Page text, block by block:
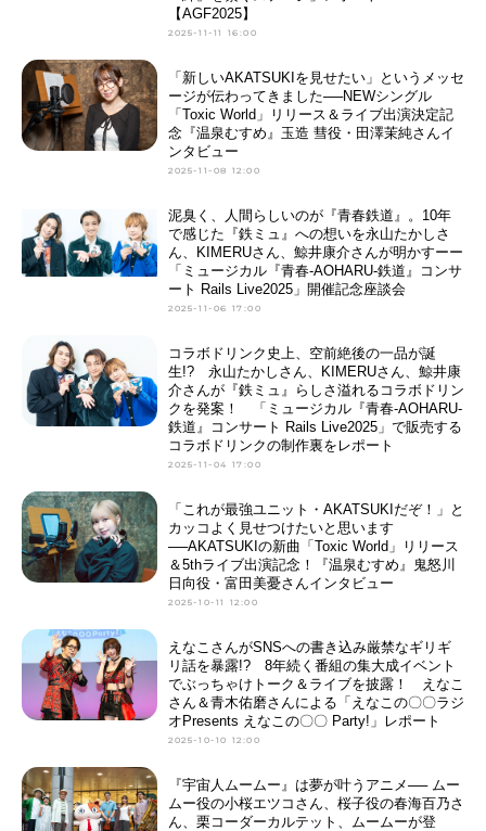
【AGF2025】
2025-11-11 16:00
「新しいAKATSUKIを見せたい」というメッセ
ージが伝わってきました──NEWシングル
「Toxic World」リリース＆ライブ出演決定記
念『温泉むすめ』玉造 彗役・田澤茉純さんイ
ンタビュー
2025-11-08 12:00
泥臭く、人間らしいのが『青春鉄道』。10年
で感じた『鉄ミュ』への想いを永山たかしさ
ん、KIMERUさん、鯨井康介さんが明かすーー
「ミュージカル『青春-AOHARU-鉄道』コンサ
ート Rails Live2025」開催記念座談会
2025-11-06 17:00
コラボドリンク史上、空前絶後の一品が誕
生!? 永山たかしさん、KIMERUさん、鯨井康
介さんが『鉄ミュ』らしさ溢れるコラボドリン
クを発案！ 「ミュージカル『青春-AOHARU-
鉄道』コンサート Rails Live2025」で販売する
コラボドリンクの制作裏をレポート
2025-11-04 17:00
「これが最強ユニット・AKATSUKIだぞ！」と
カッコよく見せつけたいと思います
──AKATSUKIの新曲「Toxic World」リリース
＆5thライブ出演記念！『温泉むすめ』鬼怒川
日向役・富田美憂さんインタビュー
2025-10-11 12:00
えなこさんがSNSへの書き込み厳禁なギリギ
リ話を暴露!? 8年続く番組の集大成イベント
でぶっちゃけトーク＆ライブを披露！ えなこ
さん＆青木佑磨さんによる「えなこの〇〇ラジ
オPresents えなこの〇〇 Party!」レポート
2025-10-10 12:00
『宇宙人ムームー』は夢が叶うアニメ── ムー
ムー役の小桜エツコさん、桜子役の春海百乃さ
ん、栗コーダーカルテット、ムームーが登